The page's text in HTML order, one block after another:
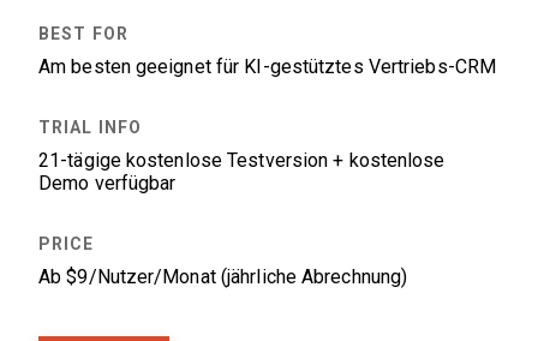
Am besten geeignet für KI-gestütztes Vertriebs-CRM
21-tägige kostenlose Testversion + kostenlose
Demo verfügbar
Ab $9/Nutzer/Monat (jährliche Abrechnung)